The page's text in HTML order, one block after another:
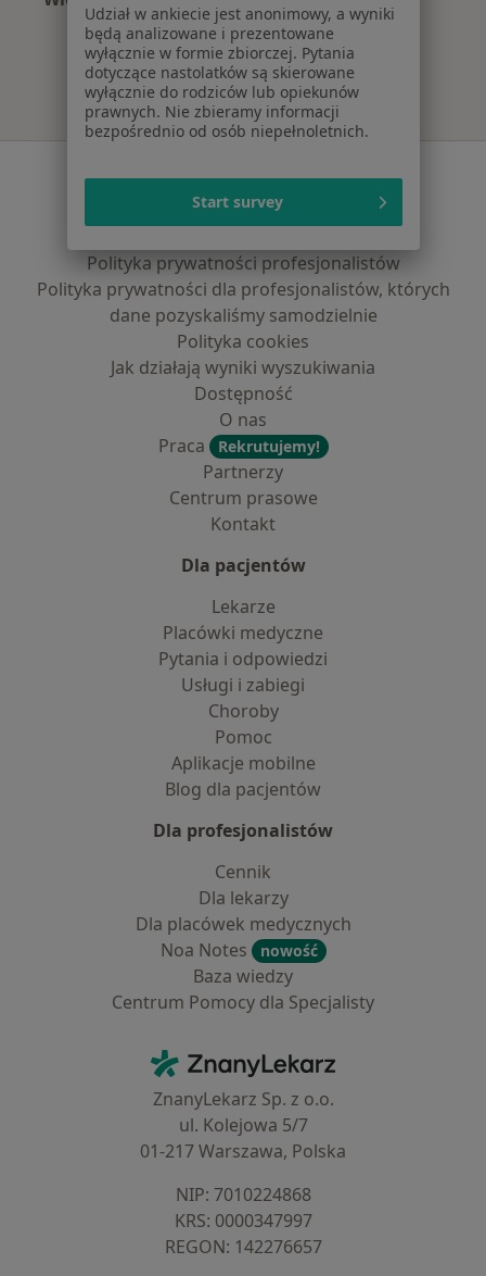
Więcej w kategorii: Najczęście leczone
Regulamin
Polityka prywatności profesjonalistów
Polityka prywatności dla profesjonalistów, których
dane pozyskaliśmy samodzielnie
Polityka cookies
Jak działają wyniki wyszukiwania
Dostępność
O nas
Praca
Rekrutujemy!
Partnerzy
Centrum prasowe
Kontakt
Dla pacjentów
Lekarze
Placówki medyczne
Pytania i odpowiedzi
Usługi i zabiegi
Choroby
Pomoc
Aplikacje mobilne
Blog dla pacjentów
Dla profesjonalistów
Cennik
Dla lekarzy
Dla placówek medycznych
Noa Notes
nowość
Baza wiedzy
Centrum Pomocy dla Specjalisty
ZnanyLekarz - Strona główna
ZnanyLekarz Sp. z o.o.
ul. Kolejowa 5/7
01-217 Warszawa, Polska
NIP: ⁠7010224868
KRS: ⁠0000347997
REGON: ⁠142276657
Udział w ankiecie jest anonimowy, a wyniki
będą analizowane i prezentowane
wyłącznie w formie zbiorczej. Pytania
dotyczące nastolatków są skierowane
wyłącznie do rodziców lub opiekunów
prawnych. Nie zbieramy informacji
bezpośrednio od osób niepełnoletnich.
Start survey